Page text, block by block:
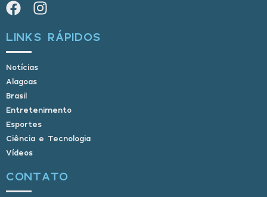
LINKS RÁPIDOS
Notícias
Alagoas
Brasil
Entretenimento
Esportes
Ciência e Tecnologia
Vídeos
CONTATO